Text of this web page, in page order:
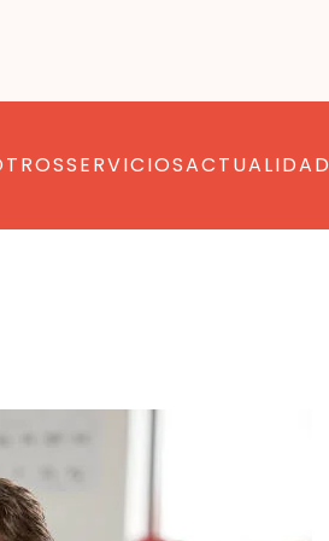
SERVICIOSACTUALIDAD